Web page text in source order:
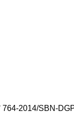
764-2014/SBN-